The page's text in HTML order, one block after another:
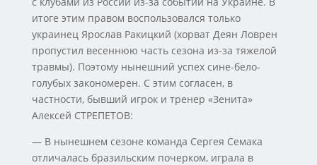
итоге этим правом воспользовался только
украинец Ярослав Ракицкий (хорват Деян Ловрен
пропустил весеннюю часть сезона из-за тяжелой
травмы). Поэтому нынешний успех сине-бело-
голубых закономерен. С этим согласен, в
частности, бывший игрок и тренер «Зенита»
Алексей СТРЕПЕТОВ:
— В нынешнем сезоне команда Сергея Семака
отличалась бразильским почерком, играла в